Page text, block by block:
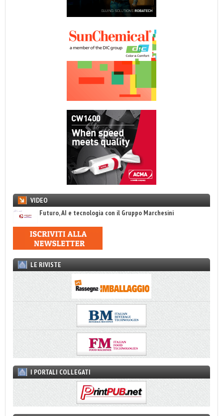
VIDEO
Futuro, AI e tecnologia con il Gruppo Marchesini
LE RIVISTE
I PORTALI COLLEGATI